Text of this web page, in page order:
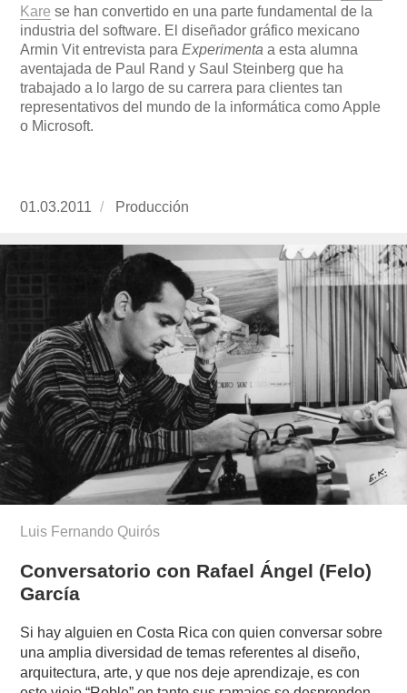
Kare se han convertido en una parte fundamental de la
industria del software. El diseñador gráfico mexicano
Armin Vit entrevista paraExperimenta a esta alumna
aventajada de Paul Rand y Saul Steinberg que ha
trabajado a lo largo de su carrera para clientes tan
representativos del mundo de la informática como Apple
o Microsoft.
Publicado
01.03.2011 https://www.experimenta.es/author/
Producción
Luis Fernando Quirós
Conversatorio con Rafael Ángel (Felo)
García
Si hay alguien en Costa Rica con quien conversar sobre
una amplia diversidad de temas referentes al diseño,
arquitectura, arte, y que nos deje aprendizaje, es con